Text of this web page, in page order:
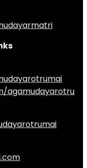
agamudayarotru